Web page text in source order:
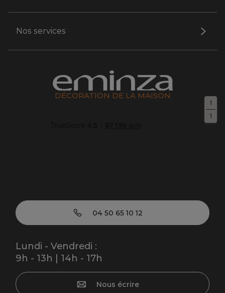
1
1
Nos services
DÉCORATION DE LA MAISON
04 50 65 10 12
Lundi - Vendredi :
9h - 13h | 14h - 17h
Nous écrire